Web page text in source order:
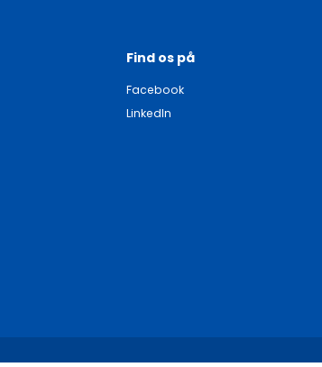
Find os på
Facebook
LinkedIn